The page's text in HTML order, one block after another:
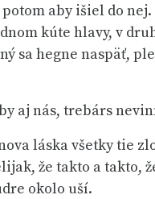
aby išiel do
kúte hlavy, v
sa hegne naspäť,
aj nás, trebárs
láska všetky tie
že takto a takto,
okolo uší.